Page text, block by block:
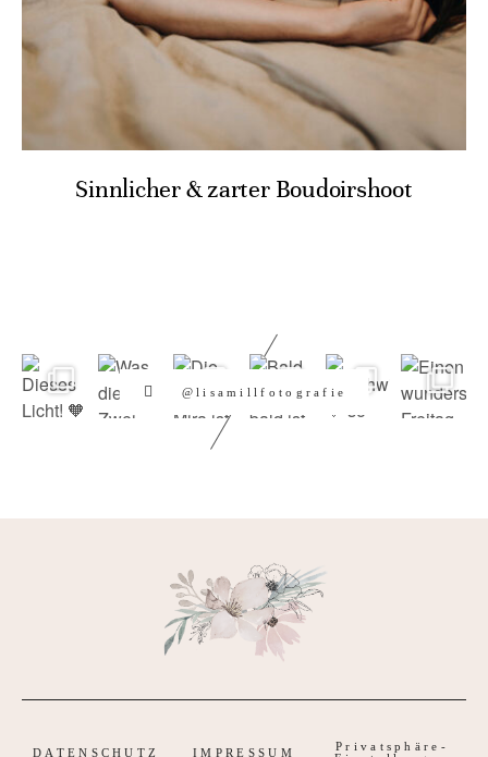
Sinnlicher & zarter Boudoirshoot
@lisamillfotografie
DATENSCHUTZ IMPRESSUM
Privatsphäre-